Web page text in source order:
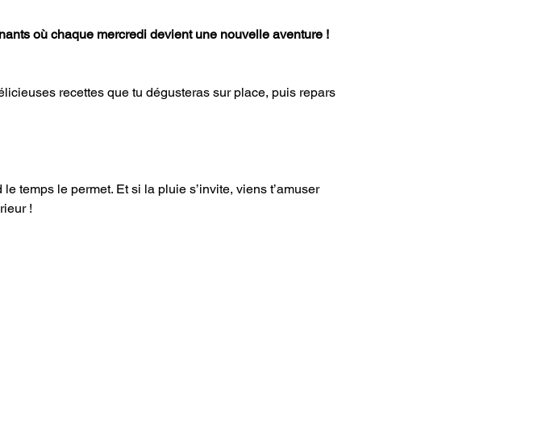
où chaque mercredi devient une nouvelle aventure !
recettes que tu dégusteras sur place, puis repars
temps le permet. Et si la pluie s’invite, viens t’amuser
!